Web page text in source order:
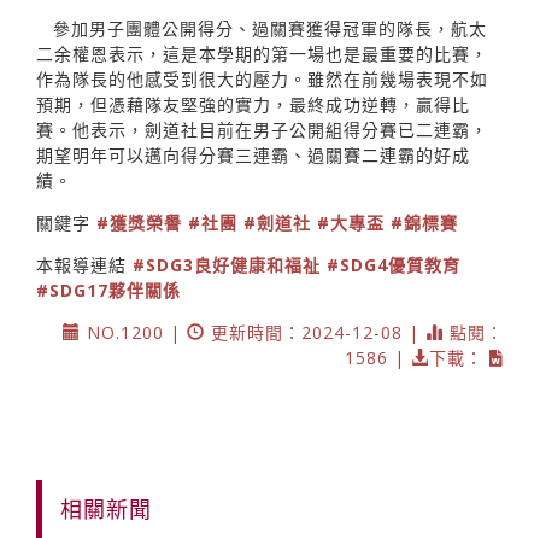
參加男子團體公開得分、過關賽獲得冠軍的隊長，航太
二余權恩表示，這是本學期的第一場也是最重要的比賽，
作為隊長的他感受到很大的壓力。雖然在前幾場表現不如
預期，但憑藉隊友堅強的實力，最終成功逆轉，贏得比
賽。他表示，劍道社目前在男子公開組得分賽已二連霸，
期望明年可以邁向得分賽三連霸、過關賽二連霸的好成
績。
關鍵字 #獲獎榮譽 #社團 #劍道社 #大專盃 #錦標賽
本報導連結 #SDG3良好健康和福祉 #SDG4優質教育
#SDG17夥伴關係
NO.1200 |
更新時間：2024-12-08 |
點閱：
1586 |
下載：
相關新聞